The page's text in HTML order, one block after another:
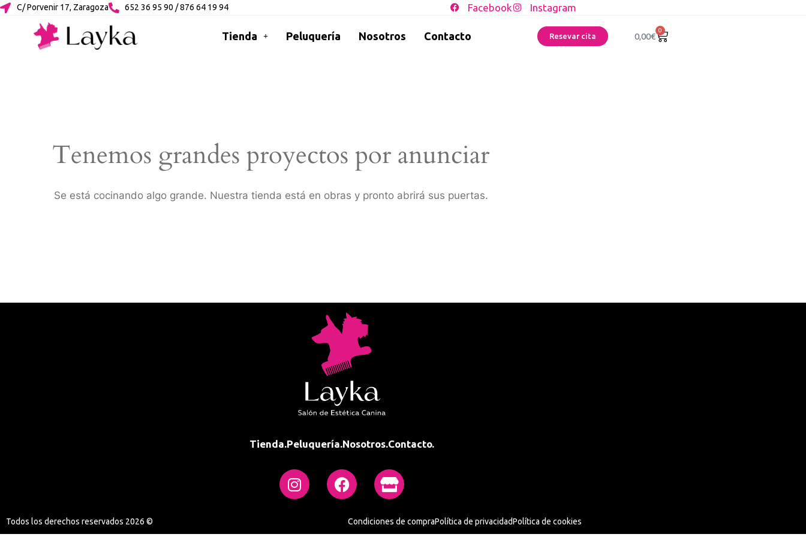
C/ Porvenir 17, Zaragoza 652 36 95 90 / 876 64 19 94 Facebook Instagram
Tienda Peluquería Nosotros Contacto Resevar cita 0,00€
0
Tenemos grandes proyectos por anunciar
Se está cocinando algo grande. Nuestra tienda está en obras y pronto abrirá sus puertas.
Tienda.Peluquería.Nosotros.Contacto.
Todos los derechos reservados 2026 © Condiciones de compraPolítica de privacidadPolítica de cookies